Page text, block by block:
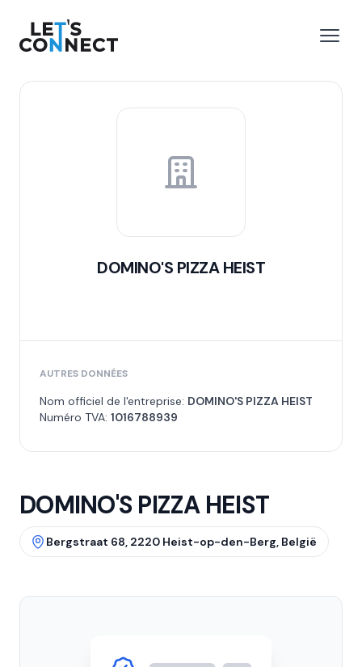
Let's Connect
le menu
DOMINO'S PIZZA HEIST
AUTRES DONNÉES
Nom officiel de l'entreprise: DOMINO'S PIZZA HEIST
Numéro TVA: 1016788939
DOMINO'S PIZZA HEIST
Bergstraat 68, 2220 Heist-op-den-Berg, België